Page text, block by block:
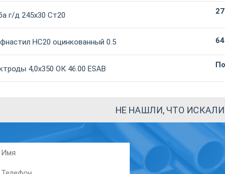
г/д 245х30 Ст20
НС20 оцинкованный 0.5
4,0х350 ОК 46.00 ESAB
НЕ НАШЛИ, ЧТО